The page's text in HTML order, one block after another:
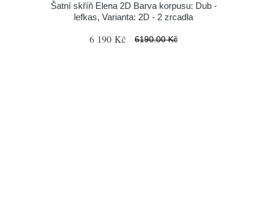
Šatní skříň Elena 2D Barva korpusu: Dub -
lefkas, Varianta: 2D - 2 zrcadla
6 190 Kč 6190.00 Kč